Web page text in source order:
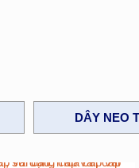
DÂY NEO